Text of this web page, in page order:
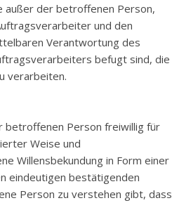
außer der betroffenen Person,
und den
Verantwortung des
befugt sind, die
verarbeiten.
betroffenen Person freiwillig für
Weise und
Willensbekundung in Form einer
eindeutigen bestätigenden
Person zu verstehen gibt, dass